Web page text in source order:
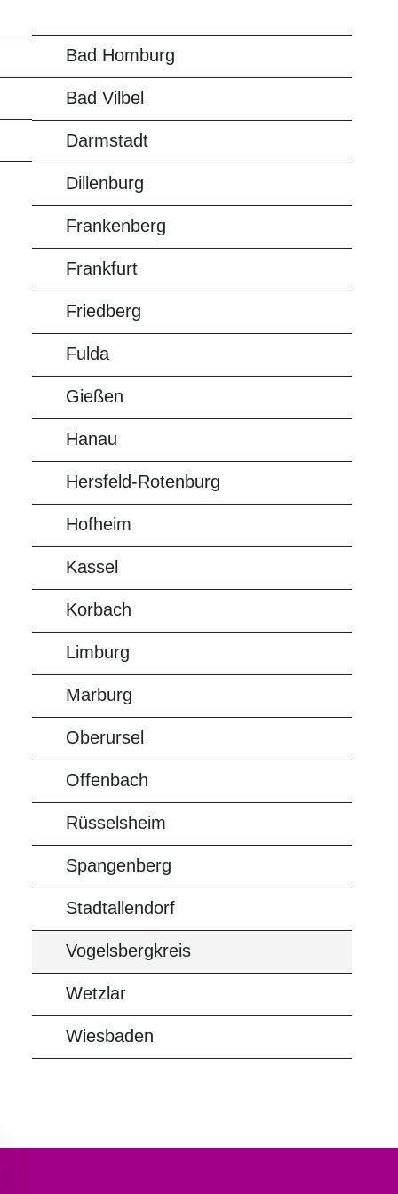
Bad Homburg
Bad Vilbel
Darmstadt
Dillenburg
Frankenberg
Frankfurt
Friedberg
Fulda
Gießen
Hanau
Hersfeld-Rotenburg
Hofheim
Kassel
Korbach
Limburg
Marburg
Oberursel
Offenbach
Rüsselsheim
Spangenberg
Stadtallendorf
Vogelsbergkreis
Wetzlar
Wiesbaden